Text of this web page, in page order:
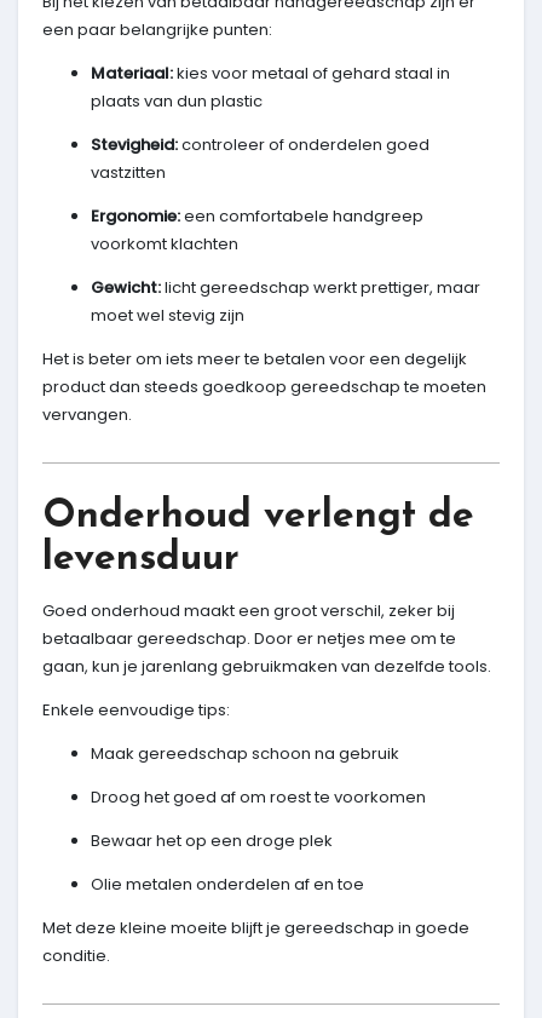
een paar belangrijke punten:
Materiaal:kies voor metaal of gehard staal in
plaats van dun plastic
Stevigheid:controleer of onderdelen goed
vastzitten
Ergonomie:een comfortabele handgreep
voorkomt klachten
Gewicht:licht gereedschap werkt prettiger, maar
moet wel stevig zijn
Het is beter om iets meer te betalen voor een degelijk
product dan steeds goedkoop gereedschap te moeten
vervangen.
Onderhoud verlengt de
levensduur
Goed onderhoud maakt een groot verschil, zeker bij
betaalbaar gereedschap. Door er netjes mee om te
gaan, kun je jarenlang gebruikmaken van dezelfde tools.
Enkele eenvoudige tips:
Maak gereedschap schoon na gebruik
Droog het goed af om roest te voorkomen
Bewaar het op een droge plek
Olie metalen onderdelen af en toe
Met deze kleine moeite blijft je gereedschap in goede
conditie.